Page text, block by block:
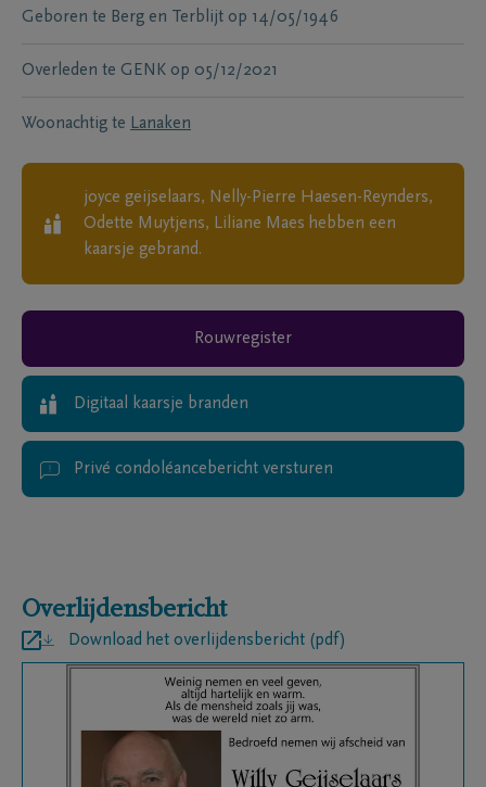
Geboren te Berg en Terblijt op 14/05/1946
Overleden te GENK op 05/12/2021
Woonachtig te Lanaken
joyce geijselaars, Nelly-Pierre Haesen-Reynders,
Odette Muytjens, Liliane Maes hebben een
kaarsje gebrand.
Rouwregister
Digitaal kaarsje branden
Privé condoléancebericht versturen
Overlijdensbericht
Download het overlijdensbericht (pdf)